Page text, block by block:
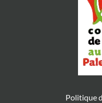
Politique